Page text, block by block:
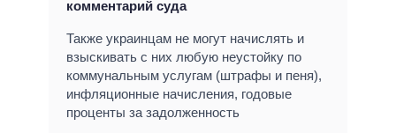
комментарий суда
Также украинцам не могут начислять и
взыскивать с них любую неустойку по
коммунальным услугам (штрафы и пеня),
инфляционные начисления, годовые
проценты за задолженность